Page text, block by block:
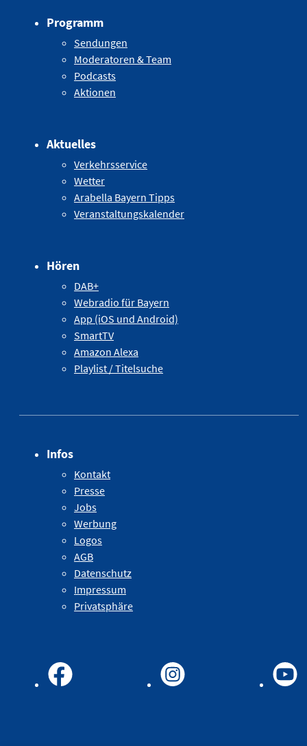
Programm
Sendungen
Moderatoren & Team
Podcasts
Aktionen
Aktuelles
Verkehrsservice
Wetter
Arabella Bayern Tipps
Veranstaltungskalender
Hören
DAB+
Webradio für Bayern
App (iOS und Android)
SmartTV
Amazon Alexa
Playlist / Titelsuche
Infos
Kontakt
Presse
Jobs
Werbung
Logos
AGB
Datenschutz
Impressum
Privatsphäre